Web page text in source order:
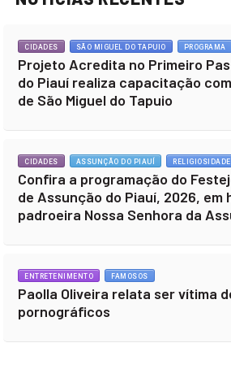
CIDADES SÃO MIGUEL DO TAPUIO PROGRAMA
Projeto Acredita no Primeiro
do Piauí realiza capacitação
de São Miguel do Tapuio
CIDADES ASSUNÇÃO DO PIAUÍ RELIGIOSIDADE
Confira a programação do
de Assunção do Piauí, 2026, em
padroeira Nossa Senhora da
ENTRETENIMENTO FAMOSOS
Paolla Oliveira relata ser vítima
pornográficos